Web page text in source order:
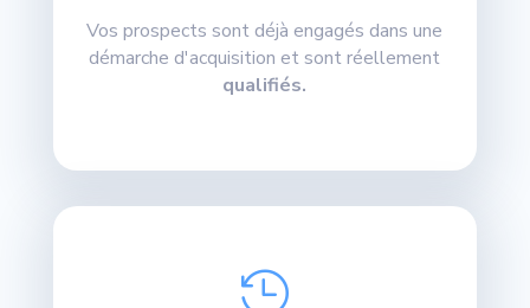
Vos prospects sont déjà engagés dans une
démarche d'acquisition et sont réellement
qualifiés.
